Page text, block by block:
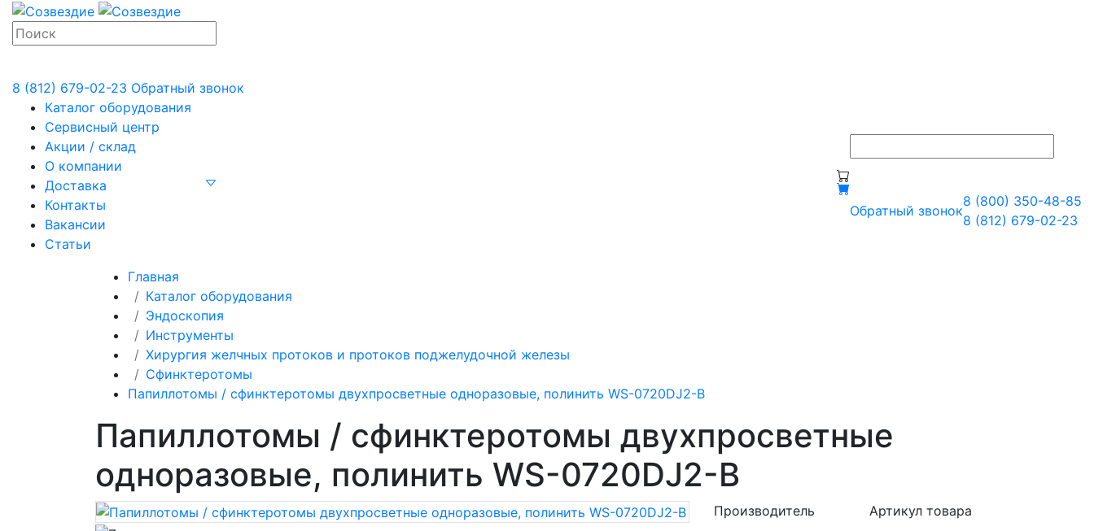
8 (812) 679-02-23 Обратный звонок
Каталог оборудования
Сервисный центр
Акции / склад
О компании
Доставка
Контакты
Вакансии
Статьи
Обратный звонок
8 (800) 350-48-85
8 (812) 679-02-23
Главная
Каталог оборудования
Эндоскопия
Инструменты
Хирургия желчных протоков и протоков поджелудочной железы
Сфинктеротомы
Папиллотомы / сфинктеротомы двухпросветные одноразовые, полинить WS-0720DJ2-В
Папиллотомы / сфинктеротомы двухпросветные
одноразовые, полинить WS-0720DJ2-В
Производитель Артикул товара